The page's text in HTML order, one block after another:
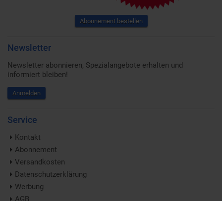
Abonnement bestellen
Newsletter
Newsletter abonnieren, Spezialangebote erhalten und
informiert bleiben!
Anmelden
Service
Kontakt
Abonnement
Versandkosten
Datenschutzerklärung
Werbung
AGB